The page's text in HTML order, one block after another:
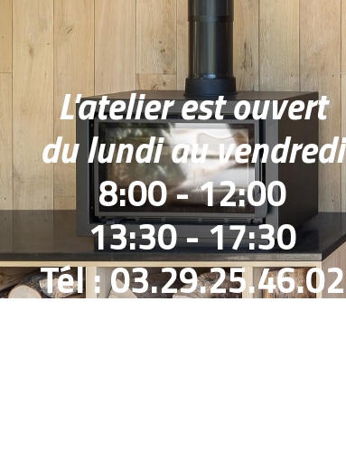
L'atelier est ouvert
du lundi au vendredi
8:00 - 12:00
13:30 - 17:30
Tél : 03.29.25.46.02